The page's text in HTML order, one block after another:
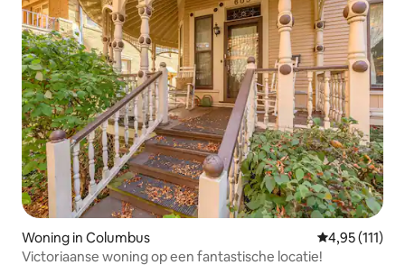
Woning in Columbus Gemiddelde
4,95 (111)
Victoriaanse woning op een fantastische locatie!